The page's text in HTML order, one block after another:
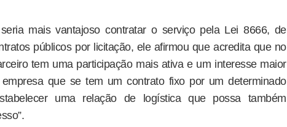
mais vantajoso contratar o serviço pela Lei 8666, de
públicos por licitação, ele afirmou que acredita que no
tem uma participação mais ativa e um interesse maior
que se tem um contrato fixo por um determinado
uma relação de logística que possa também